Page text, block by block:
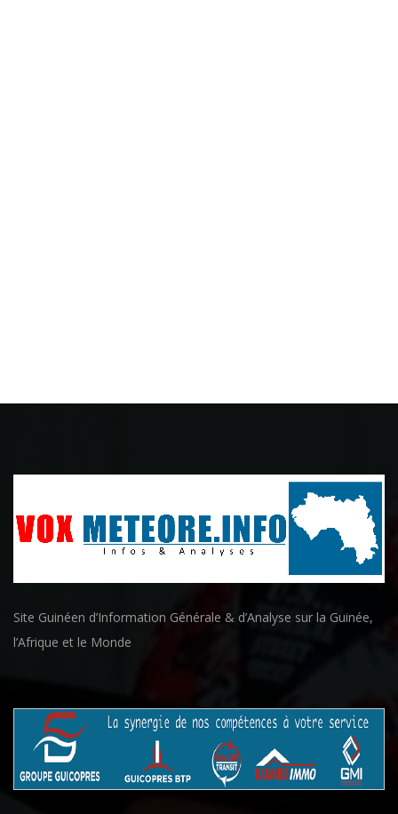
Site Guinéen d’Information Générale & d’Analyse sur la Guinée,
l’Afrique et le Monde